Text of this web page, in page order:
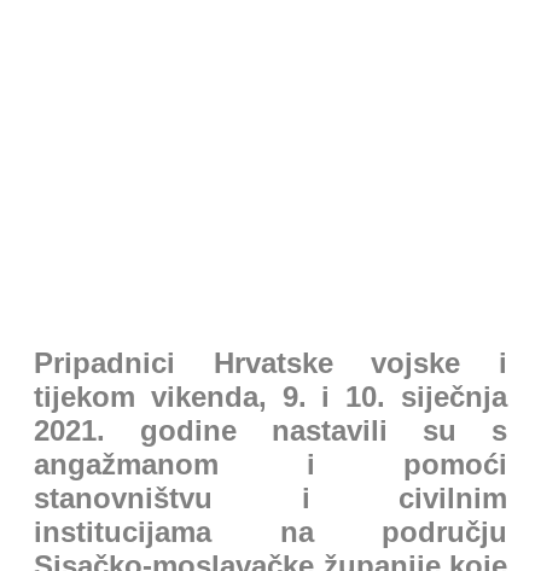
Pripadnici Hrvatske vojske i
tijekom vikenda, 9. i 10. siječnja
2021. godine nastavili su s
angažmanom i pomoći
stanovništvu i civilnim
institucijama na području